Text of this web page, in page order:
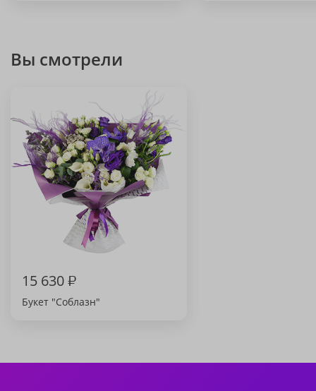
Вы смотрели
15 630₽
Букет "Соблазн"